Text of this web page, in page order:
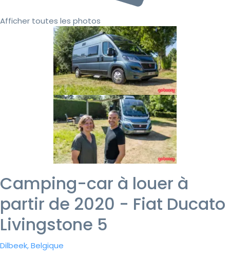
Afficher toutes les photos
Camping-car à louer à
partir de 2020 - Fiat Ducato
Livingstone 5
Dilbeek, Belgique